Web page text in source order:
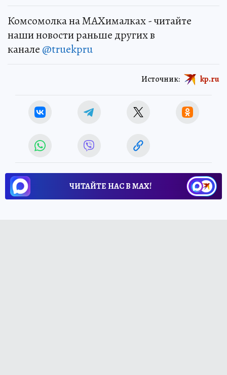
Комсомолка на MAXималках - читайте
наши новости раньше других в
канале @truekpru
Источник: kp.ru
ЧИТАЙТЕ НАС В МАХ!